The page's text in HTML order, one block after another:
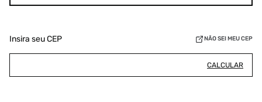
Insira seu CEP NÃO SEI MEU CEP
CALCULAR